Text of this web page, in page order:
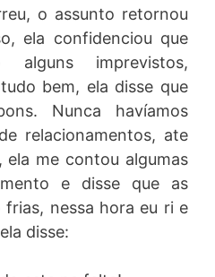
o assunto retornou
ela confidenciou que
alguns imprevistos,
bem, ela disse que
Nunca havíamos
relacionamentos, ate
ela me contou algumas
e disse que as
frias, nessa hora eu ri e
disse: